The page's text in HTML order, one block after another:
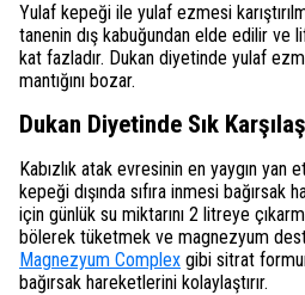
Yulaf kepeği ile yulaf ezmesi
tanenin dış kabuğundan elde edilir ve
kat fazladır. Dukan diyetinde yulaf
mantığını bozar.
Dukan Diyetinde Sık
Kabızlık atak evresinin en yaygın yan
kepeği dışında sıfıra inmesi bağırsak
için günlük su miktarını 2 litreye
bölerek tüketmek ve magnezyum
Magnezyum Complex gibi sitrat
bağırsak hareketlerini kolaylaştırır.